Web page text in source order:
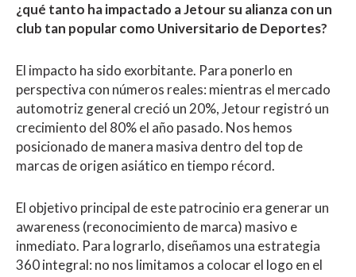
¿qué tanto ha impactado a Jetour su alianza con un
club tan popular como Universitario de Deportes?
El impacto ha sido exorbitante. Para ponerlo en
perspectiva con números reales: mientras el mercado
automotriz general creció un 20%, Jetour registró un
crecimiento del 80% el año pasado. Nos hemos
posicionado de manera masiva dentro del top de
marcas de origen asiático en tiempo récord.
El objetivo principal de este patrocinio era generar un
awareness (reconocimiento de marca) masivo e
inmediato. Para lograrlo, diseñamos una estrategia
360 integral: no nos limitamos a colocar el logo en el